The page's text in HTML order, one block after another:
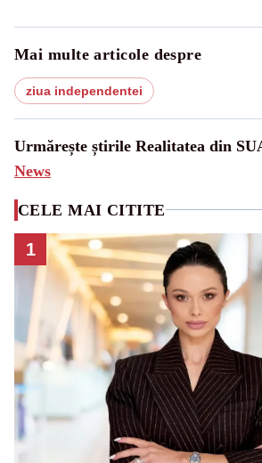
Mai multe articole despre
ziua independentei
Urmărește știrile Realitatea din
News
CELE MAI CITITE
1